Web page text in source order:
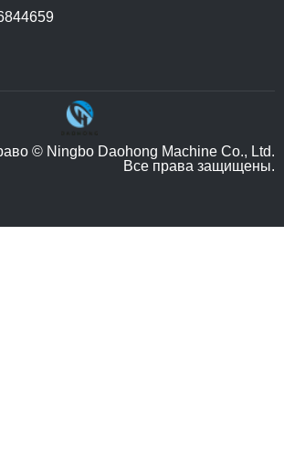
© Ningbo Daohong Machine Co., Ltd.
Все права защищены.